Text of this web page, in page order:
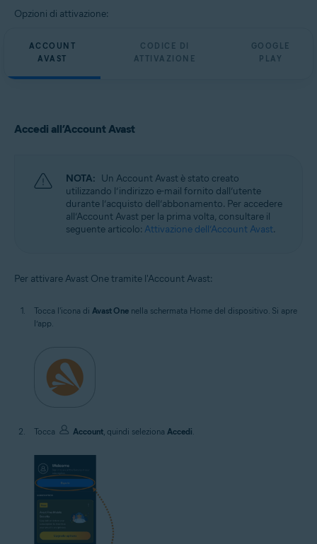
Opzioni di attivazione:
ACCOUNT
AVAST
CODICE DI
ATTIVAZIONE
GOOGLE
PLAY
Accedi all’Account Avast
NOTA: Un Account Avast è stato creato
utilizzando l’indirizzo e-mail fornito dall’utente
durante l’acquisto dell’abbonamento. Per accedere
all’Account Avast per la prima volta, consultare il
seguente articolo: Attivazione dell’Account Avast.
Per attivare Avast One tramite l'Account Avast:
Tocca l'icona di Avast One nella schermata Home del dispositivo. Si apre
l’app.
Tocca Account, quindi seleziona Accedi.